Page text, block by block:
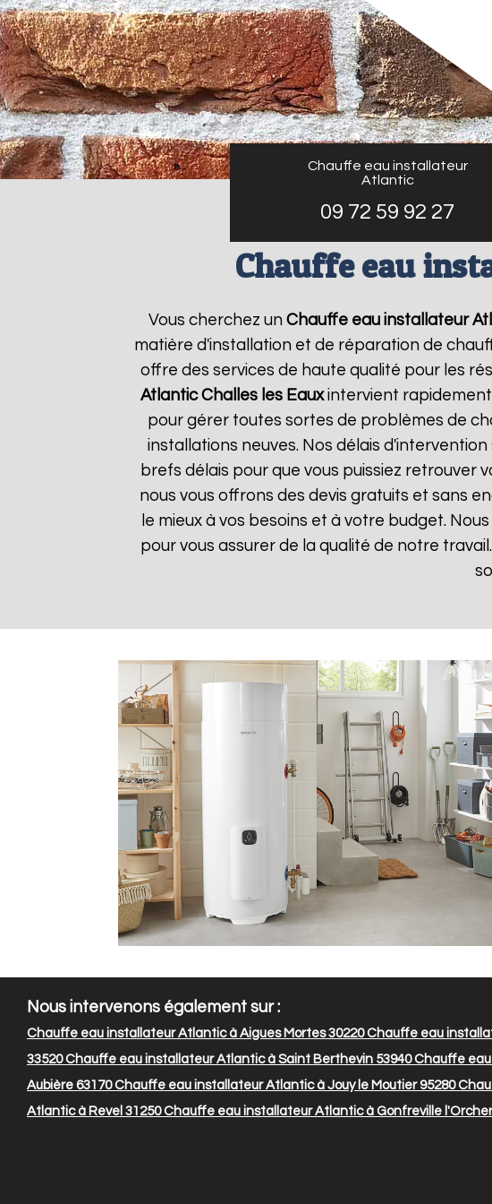
Chauffe eau installateur
Atlantic
09 72 59 92 27
Chauffe eau
Vous cherchez un Chauffe eau installateur
matière d'installation et de réparation de
offre des services de haute qualité pour les
Atlantic Challes les Eauxintervient rapidement
pour gérer toutes sortes de problèmes de
installations neuves. Nos délais
brefs délais pour que vous puissiez
nous vous offrons des devis gratuits et sans
le mieux à vos besoins et à votre budget.
pour vous assurer de la qualité de notre
Nous intervenons également sur :
Chauffe eau installateur Atlantic à Aigues Mortes 30220Chauffe eau
33520Chauffe eau installateur Atlantic à Saint Berthevin 53940Chauffe
Aubière 63170Chauffe eau installateur Atlantic à Jouy le Moutier 95280
Atlantic à Revel 31250Chauffe eau installateur Atlantic à Gonfreville l'Orcher